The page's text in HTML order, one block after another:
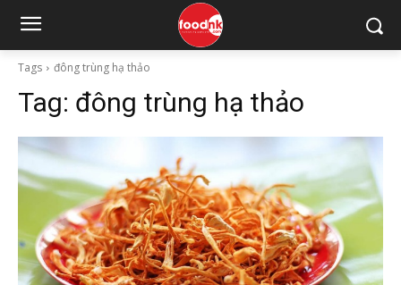
Tags đông trùng hạ thảo
Tag: đông trùng hạ thảo